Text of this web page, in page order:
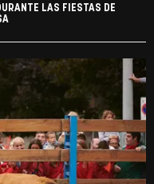
LAS FIESTAS DE